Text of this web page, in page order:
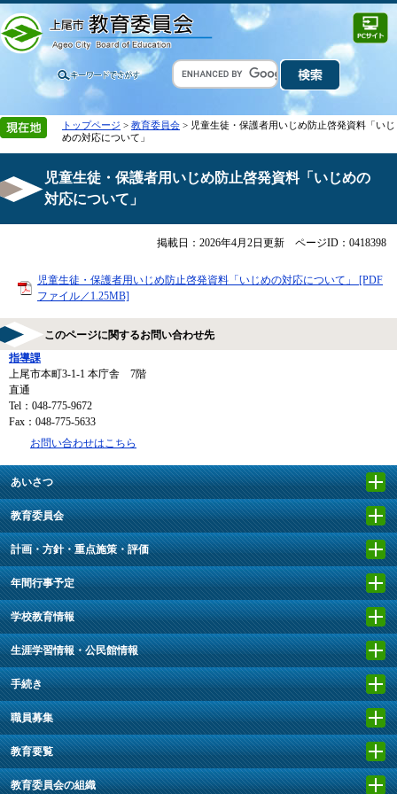
トップページ > 教育委員会 > 児童生徒・保護者用いじめ防止啓発資料「いじ
めの対応について」
児童生徒・保護者用いじめ防止啓発資料「いじめの
対応について」
掲載日：2026年4月2日更新 ページID：0418398
児童生徒・保護者用いじめ防止啓発資料「いじめの対応について」 [PDF
ファイル／1.25MB]
このページに関するお問い合わせ先
指導課
上尾市本町3-1-1 本庁舎 7階
直通
Tel：048-775-9672
Fax：048-775-5633
お問い合わせはこちら
あいさつ
教育委員会
計画・方針・重点施策・評価
年間行事予定
学校教育情報
生涯学習情報・公民館情報
手続き
職員募集
教育要覧
教育委員会の組織